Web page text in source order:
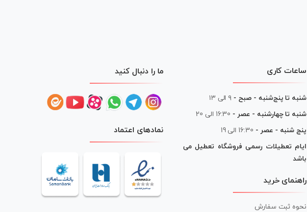
ساعات کاری
شنبه تا پنج‌شنبه - صبح - ۹ الی ۱۳
شنبه تا چهارشنبه - عصر - 16:30 الی 20
پنج شنبه - عصر - 16:30 الی 19
ایام تعطیلات رسمی فروشگاه تعطیل می
باشد
راهنمای خرید
نحوه ثبت سفارش
ما را دنبال کنید
نمادهای اعتماد